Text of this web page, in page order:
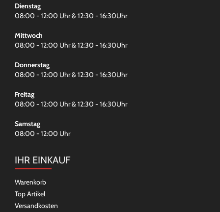
Dienstag
08:00 - 12:00 Uhr & 12:30 - 16:30Uhr
Mittwoch
08:00 - 12:00 Uhr & 12:30 - 16:30Uhr
Donnerstag
08:00 - 12:00 Uhr & 12:30 - 16:30Uhr
Freitag
08:00 - 12:00 Uhr & 12:30 - 16:30Uhr
Samstag
08:00 - 12:00 Uhr
IHR EINKAUF
Warenkorb
Top Artikel
Versandkosten